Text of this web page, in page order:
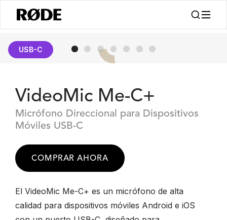
USB-C
VideoMic Me-C+
Micrófono Direccional para Dispositivos
Móviles USB-C
COMPRAR AHORA
El VideoMic Me-C+ es un micrófono de alta
calidad para dispositivos móviles Android e iOS